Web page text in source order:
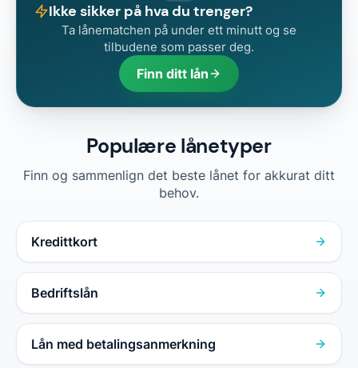
Ikke sikker på hva du trenger?
Ta lånematchen på under ett minutt og se
tilbudene som passer deg.
Finn ditt lån
Populære lånetyper
Finn og sammenlign det beste lånet for akkurat ditt
behov.
Kredittkort
Bedriftslån
Lån med betalingsanmerkning